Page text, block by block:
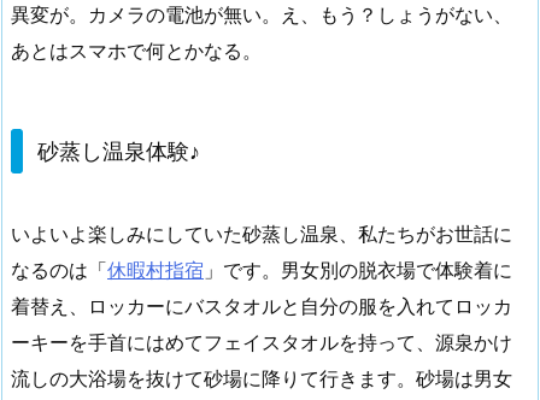
異変が。カメラの電池が無い。え、もう？しょうがない、
あとはスマホで何とかなる。
砂蒸し温泉体験♪
いよいよ楽しみにしていた砂蒸し温泉、私たちがお世話に
なるのは「休暇村指宿 」です。男女別の脱衣場で体験着に
着替え、ロッカーにバスタオルと自分の服を入れてロッカ
ーキーを手首にはめてフェイスタオルを持って、源泉かけ
流しの大浴場を抜けて砂場に降りて行きます。砂場は男女